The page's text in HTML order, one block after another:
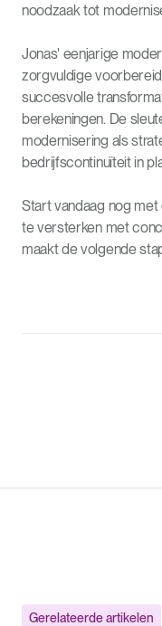
noodzaak tot
Jonas' eenjarige
zorgvuldige
succesvolle
berekeningen. De
modernisering als
bedrijfscontinuïteit in
Start vandaag nog
te versterken met
maakt de volgende
Gerelateerde artikelen